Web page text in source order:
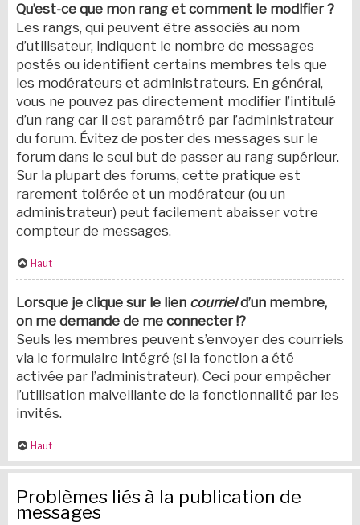
Qu’est-ce que mon rang et comment le modifier ?
Les rangs, qui peuvent être associés au nom
d’utilisateur, indiquent le nombre de messages
postés ou identifient certains membres tels que
les modérateurs et administrateurs. En général,
vous ne pouvez pas directement modifier l’intitulé
d’un rang car il est paramétré par l’administrateur
du forum. Évitez de poster des messages sur le
forum dans le seul but de passer au rang supérieur.
Sur la plupart des forums, cette pratique est
rarement tolérée et un modérateur (ou un
administrateur) peut facilement abaisser votre
compteur de messages.
Haut
Lorsque je clique sur le lien courrield’un membre,
on me demande de me connecter !?
Seuls les membres peuvent s’envoyer des courriels
via le formulaire intégré (si la fonction a été
activée par l’administrateur). Ceci pour empêcher
l’utilisation malveillante de la fonctionnalité par les
invités.
Haut
Problèmes liés à la publication de
messages